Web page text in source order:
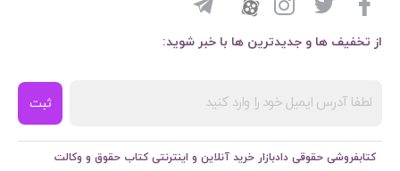
از تخفیف ها و جدیدترین ها با خبر شوید:
ثبت
کتابفروشی حقوقی دادبازار خرید آنلاین و اینترنتی کتاب حقوق و وکالت